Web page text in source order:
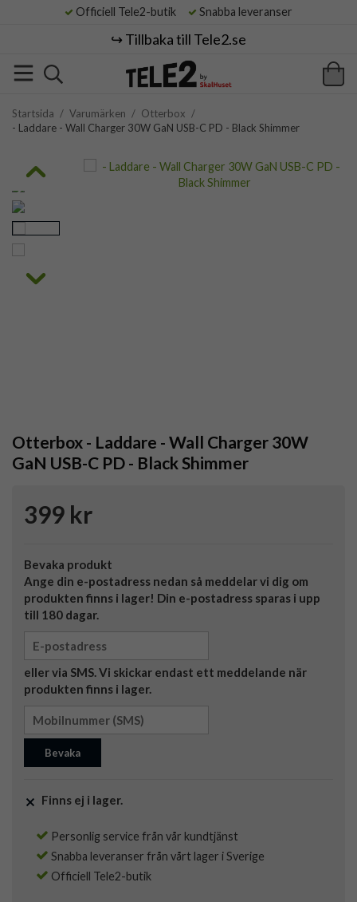
Officiell Tele2-butik Snabba leveranser
↪️ Tillbaka till Tele2.se
Startsida / Varumärken / Otterbox /
- Laddare - Wall Charger 30W GaN USB-C PD - Black Shimmer
Otterbox - Laddare - Wall Charger 30W
GaN USB-C PD - Black Shimmer
399 kr
Bevaka produkt
Ange din e-postadress nedan så meddelar vi dig om
produkten finns i lager! Din e-postadress sparas i upp
till 180 dagar.
eller via SMS. Vi skickar endast ett meddelande när
produkten finns i lager.
Bevaka
Finns ej i lager.
Personlig service från vår kundtjänst
Snabba leveranser från vårt lager i Sverige
Officiell Tele2-butik